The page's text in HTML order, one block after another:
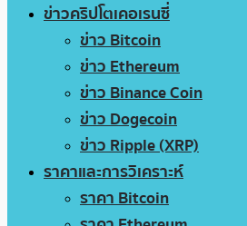
ข่าวคริปโตเคอเรนซี่
ข่าว Bitcoin
ข่าว Ethereum
ข่าว Binance Coin
ข่าว Dogecoin
ข่าว Ripple (XRP)
ราคาและการวิเคราะห์
ราคา Bitcoin